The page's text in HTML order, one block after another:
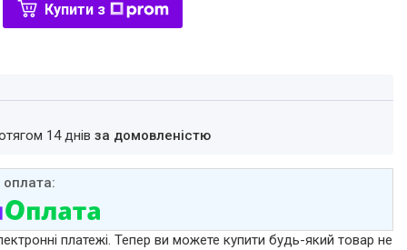
Купити з
14 днівза домовленістю
платежі. Тепер ви можете купити будь-який товар не